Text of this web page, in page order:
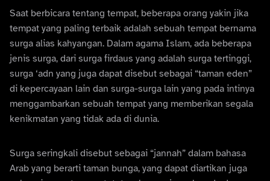
Saat berbicara tentang tempat, beberapa orang yakin jika
tempat yang paling terbaik adalah sebuah tempat bernama
surga alias kahyangan. Dalam agama Islam, ada beberapa
jenis surga, dari surga firdaus yang adalah surga tertinggi,
surga ‘adn yang juga dapat disebut sebagai “taman eden”
di kepercayaan lain dan surga-surga lain yang pada intinya
menggambarkan sebuah tempat yang memberikan segala
kenikmatan yang tidak ada di dunia.
Surga seringkali disebut sebagai “jannah” dalam bahasa
Arab yang berarti taman bunga, yang dapat diartikan juga